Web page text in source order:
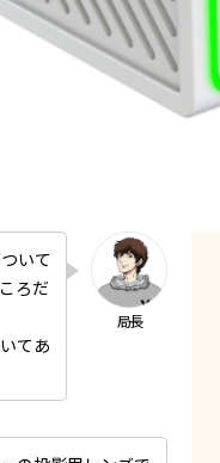
いて
ろだ
てあ